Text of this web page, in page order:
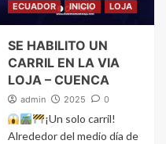
ECUADOR INICIO LOJA
SE HABILITO UN
CARRIL EN LA VIA
LOJA – CUENCA
admin 2025 0
¡Un solo carril!
Alrededor del medio día de